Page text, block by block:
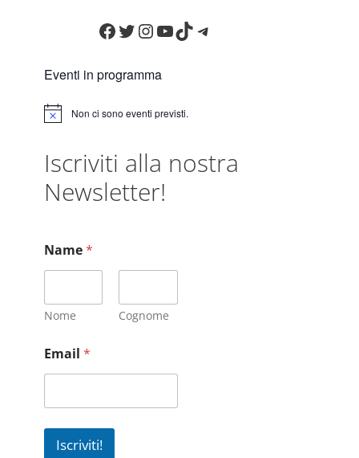
Facebook
Twitter
Instagram
YouTube
TikTokTelegram
Eventi in programma
N
c
e
Non ci sono eventi previsti.
Iscriviti alla nostra
Newsletter!
Name*
Nome Cognome
Email *
Iscriviti!